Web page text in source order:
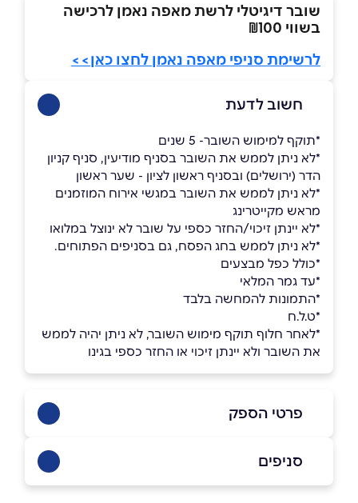
שובר דיגיטלי לרשת מאפה נאמן לרכישה
בשווי ₪100
לרשימת סניפי מאפה נאמן לחצו כאן>>
חשוב לדעת
*תוקף למימוש השובר- 5 שנים
*לא ניתן לממש את השובר בסניף מודיעין, סניף קניון
הדר (ירושלים) ובסניף ראשון לציון - שער ראשון
*לא ניתן לממש את השובר במגשי אירוח המוזמנים
מראש מקייטרינג
*לא יינתן זיכוי/החזר כספי על שובר לא ינוצל במלואו
*לא ניתן לממש בחג הפסח, גם בסניפים הפתוחים.
*כולל כפל מבצעים
*עד גמר המלאי
*התמונות להמחשה בלבד
*ט.ל.ח
*לאחר חלוף תוקף מימוש השובר, לא ניתן יהיה לממש
את השובר ולא יינתן זיכוי או החזר כספי בגינו
פרטי הספק
סניפים